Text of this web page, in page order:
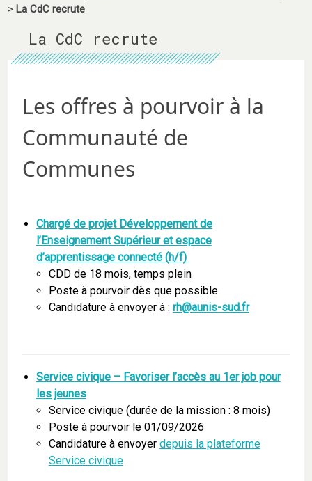
> La CdC recrute
La CdC recrute
Les offres à pourvoir à la
Communauté de
Communes
Chargé de projet Développement de
l’Enseignement Supérieur et espace
d’apprentissage connecté (h/f)
CDD de 18 mois, temps plein
Poste à pourvoir dès que possible
Candidature à envoyer à : rh@aunis-sud.fr
Service civique – Favoriser l’accès au 1er job pour
les jeunes
Service civique (durée de la mission : 8 mois)
Poste à pourvoir le 01/09/2026
Candidature à envoyer depuis la plateforme
Service civique